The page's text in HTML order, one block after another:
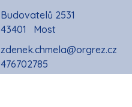
Budovatelů 2531
43401 Most
zdenek.chmela@orgrez.cz
476702785